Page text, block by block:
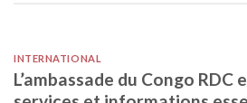
INTERNATIONAL
L’ambassade du Congo RDC